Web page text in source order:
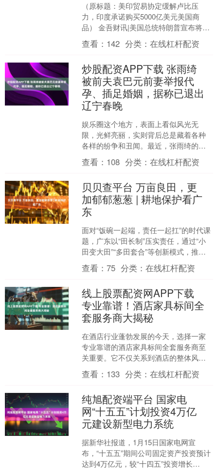
（原标题：美印贸易协定缓解卢比压
力，印度承诺购买5000亿美元美国商
品） 金吾财讯|美国总统特朗普宣布将印
度进口商品关税从50%降至18%，条件是
印度停止购买俄....
查看： 142 分类：在线杠杆配资
炒股配资APP下载 张雨绮
被前夫袁巴元前妻举报代
孕、插足婚姻，据称已退出
辽宁春晚
娱乐圈这个地方，表面上看似风光无
限，光鲜亮丽，实则背后总是藏着各种
各样的纷争和丑闻。最近，张雨绮的事
情引发了不少关注，前夫袁巴元的前妻
葛晓倩在社交平台上实名举报....
查看： 108 分类：在线杠杆配资
贝贝查平台 万亩良田，更
加郁郁葱葱 | 耕地保护看广
东
面对“饭碗一起端，责任一起扛”的时代课
题，广东以“田长制”压实责任，通过“小
田变大田”“多田套合”等创新模式，推动
零散耕地连片成方。“补丁田”变身万亩良
田，“耕....
查看：75 分类：在线杠杆配资
线上股票配资网APP下载
专业靠谱！酒店家具标间全
套服务商大揭秘
在酒店行业蓬勃发展的今天，选择一家
专业靠谱的酒店家具标间全套服务商至
关重要。它不仅关系到酒店的整体风格
和品质，还直接影响到运营成本和客人
的入住体验。那么，该如何....
查看： 133 分类：在线杠杆配资
纯旭配资端平台 国家电
网“十五五”计划投资4万亿
元建设新型电力系统
据新华社报道，1月15日国家电网宣
布，“十五五”期间公司固定资产投资预计
达到4万亿元，较“十四五”投资增长